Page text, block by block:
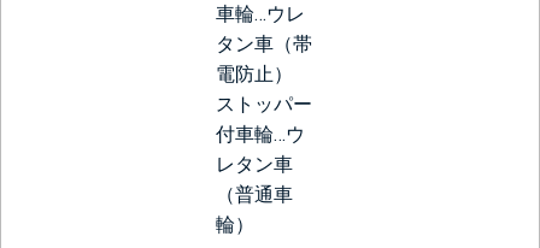
車輪…ウレ
タン車（帯
電防止）
ストッパー
付車輪…ウ
レタン車
（普通車
輪）